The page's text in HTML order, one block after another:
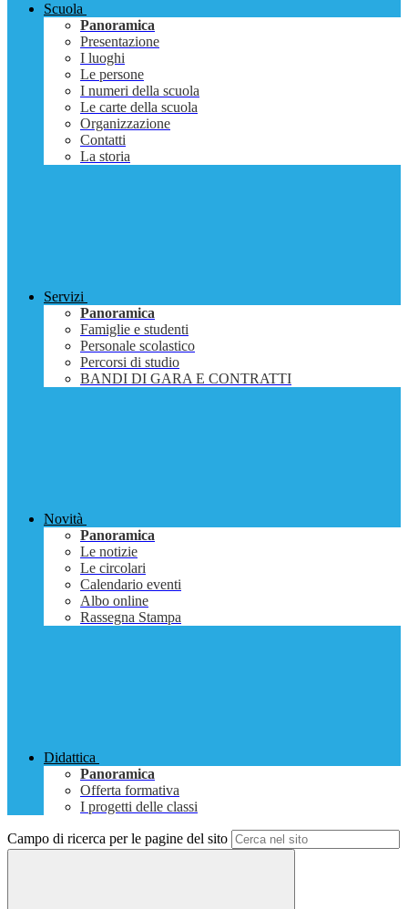
Scuola
Panoramica
Presentazione
I luoghi
Le persone
I numeri della scuola
Le carte della scuola
Organizzazione
Contatti
La storia
Servizi
Panoramica
Famiglie e studenti
Personale scolastico
Percorsi di studio
BANDI DI GARA E CONTRATTI
Novità
Panoramica
Le notizie
Le circolari
Calendario eventi
Albo online
Rassegna Stampa
Didattica
Panoramica
Offerta formativa
I progetti delle classi
Campo di ricerca per le pagine del sito